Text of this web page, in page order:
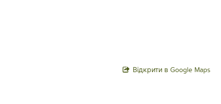
Відкрити в Google Maps